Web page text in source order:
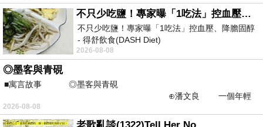
不只少吃鹽！專家曝「1吃法」控血壓、降膽固醇 - 得舒飲食(DASH Diet)
不只少吃鹽！專家曝「1吃法」控血壓、降膽固醇
- 得舒飲食(DASH Diet)
https://www.facebook.com/dietitiansophia/
2026-08-08
◎墨客與青硯
■寓言故事 ◎墨客與青硯
⊕潘文良 一個年輕
的墨客，在京城的古玩肆裡
2026-08-08